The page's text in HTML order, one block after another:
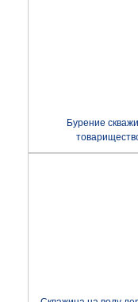
Бурение